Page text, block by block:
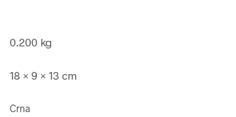
0.200 kg
18 × 9 × 13 cm
Crna